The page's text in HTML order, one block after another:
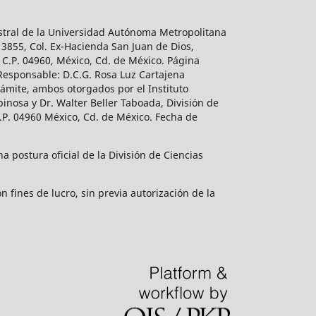
de la Universidad Autónoma Metropolitana
Col. Ex-Hacienda San Juan de Dios,
04960, México, Cd. de México. Página
D.C.G. Rosa Luz Cartajena
ambos otorgados por el Instituto
y Dr. Walter Beller Taboada, División de
04960 México, Cd. de México. Fecha de
postura oficial de la División de Ciencias
fines de lucro, sin previa autorización de la